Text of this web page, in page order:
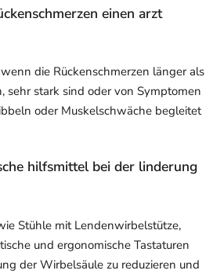
einen arzt
die Rückenschmerzen länger als
sehr stark sind oder von Symptomen
oder Muskelschwäche begleitet
hilfsmittel bei der linderung
Stühle mit Lendenwirbelstütze,
und ergonomische Tastaturen
der Wirbelsäule zu reduzieren und